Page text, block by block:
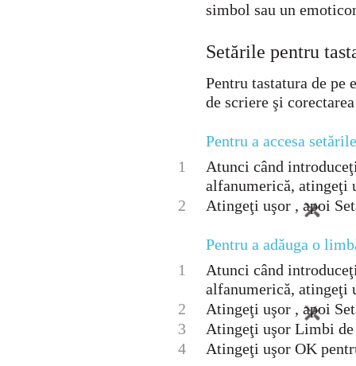
simbol sau un
Setările pentru
Pentru tastatura de pe
de scriere şi
Pentru a accesa
1
Atunci când
alfanumerică, atingeţi
2
Atingeţi uşor , apoi
Pentru a adăuga o
1
Atunci când
alfanumerică, atingeţi
2
Atingeţi uşor , apoi
3
Atingeţi uşor Limbi de
4
Atingeţi uşor OK